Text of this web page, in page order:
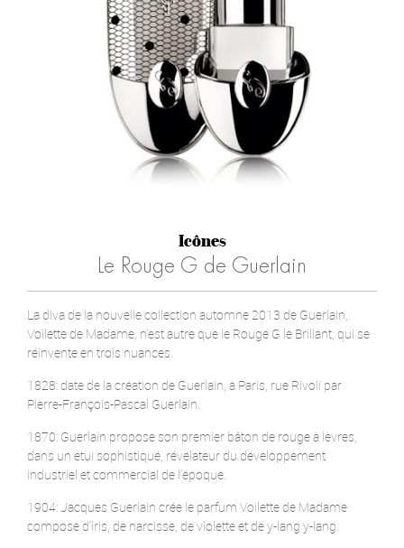
Icônes
Le Rouge G de Guerlain
La diva de la nouvelle collection automne 2013 de Guerlain,
Voilette de Madame, n’est autre que le Rouge G le Brillant, qui se
réinvente en trois nuances.
1828: date de la création de Guerlain, à Paris, rue Rivoli par
Pierre-François-Pascal Guerlain.
1870: Guerlain propose son premier bâton de rouge à lèvres,
dans un étui sophistiqué, révélateur du développement
industriel et commercial de l’époque.
1904: Jacques Guerlain crée le parfum Voilette de Madame
composé d’iris, de narcisse, de violette et de y-lang y-lang.